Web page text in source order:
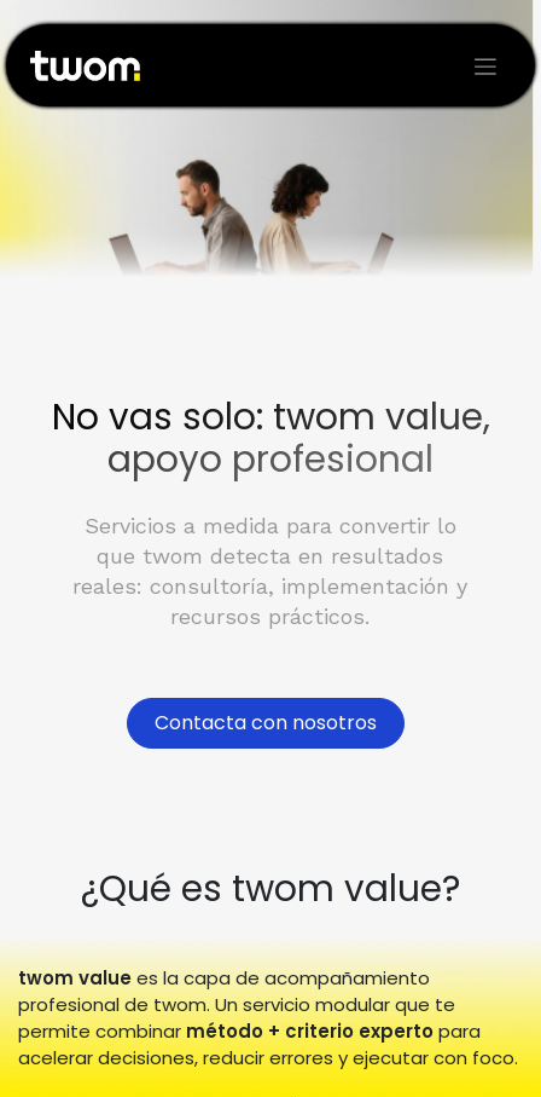
No vas solo: twom value,
apoyo profesional
​Servicios a medida para convertir lo
que twom detecta en resultados
reales: consultoría, implementación y
recursos prácticos.
Contacta con nosotros
¿Qué es twom value?
twom valuees la capa de acompañamiento
profesional de twom. Un servicio modular que te
permite combinar método + criterio expertopara
acelerar decisiones, reducir errores y ejecutar con foco.